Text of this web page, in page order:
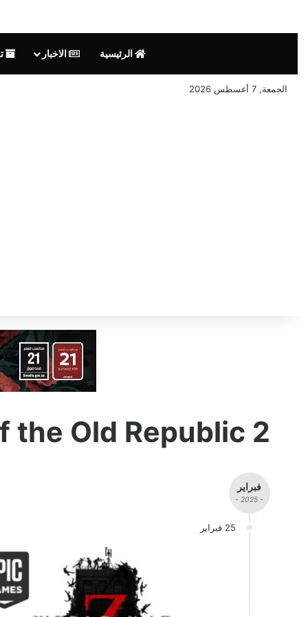
الرئيسية الاخبار
الجمعة, 7 أغسطس 2026
the Old Republic 2
فبراير
- 2025 -
25 فبراير